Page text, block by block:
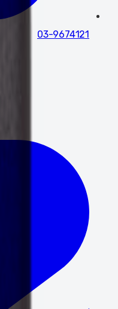
03-9674121